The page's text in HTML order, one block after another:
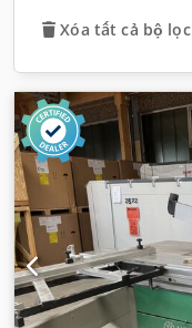
Xóa tất cả bộ lọc